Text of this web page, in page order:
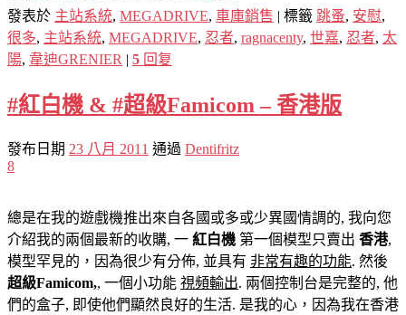
發表於 主站系統, MEGADRIVE, 車庫銷售 | 標籤 跳蚤, 安慰,
很多, 主站系統, MEGADRIVE, 忍者, ragnacenty, 世嘉, 忍者, 太
陽, 韋迪GRENIER | 5 回复
#紅白機 & #超級Famicom – 香港版
發布日期 23 八月 2011 通過 Dentifritz
8
總是在我的遊戲機推出來自各國或多或少異國情調的, 我向您
介紹我的兩個最新的收購, 一 紅白機 第一個模型只賣出 香港,
模型罕見的，因為很少有分佈, 並具有 非常有趣的功能. 然後
超級Famicom,, 一個小功能 視頻輸出. 兩個控制台是完整的, 他
們的盒子, 即使他們顯然良好的生活. 是我的心，因為我在香港